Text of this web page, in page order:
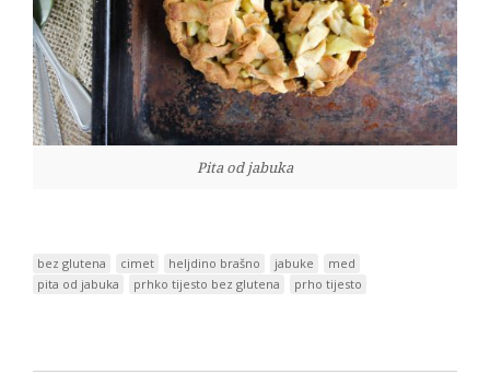
Pita od jabuka
bez glutena cimet heljdino brašno jabuke
med
pita od jabuka
prhko tijesto bez glutena prho tijesto